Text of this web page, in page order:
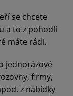
se chcete
a to z pohodlí
máte rádi.
jednorázové
firmy,
z nabídky